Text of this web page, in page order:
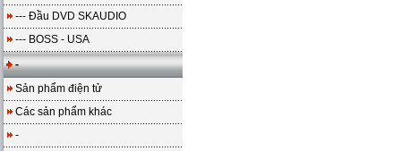
--- Đầu DVD SKAUDIO
--- BOSS - USA
-
Sản phẩm điện tử
Các sản phẩm khác
-